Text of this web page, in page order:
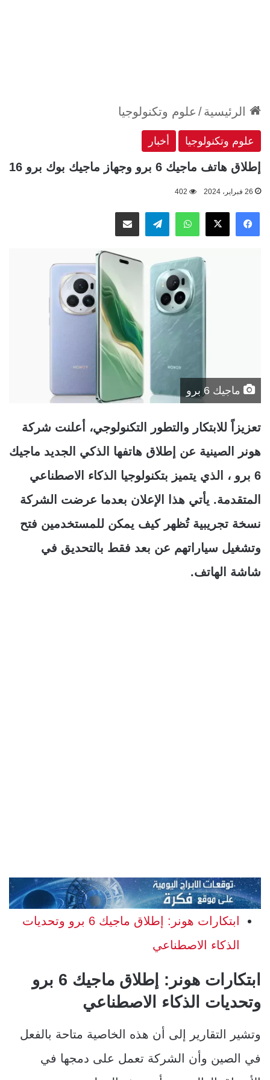
الرئيسية/ علوم وتكنولوجيا
علوم وتكنولوجيا أخبار
إطلاق هاتف ماجيك 6 برو وجهاز ماجيك بوك برو 16
26 فبراير، 2024 402
فيسبوك
‫X واتسابتيلقراممشاركة عبر البريد
ماجيك 6 برو
تعزيزاً للابتكار والتطور التكنولوجي، أعلنت شركة
هونر الصينية عن إطلاق هاتفها الذكي الجديد ماجيك
6 برو ، الذي يتميز بتكنولوجيا الذكاء الاصطناعي
المتقدمة. يأتي هذا الإعلان بعدما عرضت الشركة
نسخة تجريبية تُظهر كيف يمكن للمستخدمين فتح
وتشغيل سياراتهم عن بعد فقط بالتحديق في
شاشة الهاتف.
ابتكارات هونر: إطلاق ماجيك 6 برو وتحديات
الذكاء الاصطناعي
ابتكارات هونر: إطلاق ماجيك 6 برو
وتحديات الذكاء الاصطناعي
وتشير التقارير إلى أن هذه الخاصية متاحة بالفعل
في الصين وأن الشركة تعمل على دمجها في